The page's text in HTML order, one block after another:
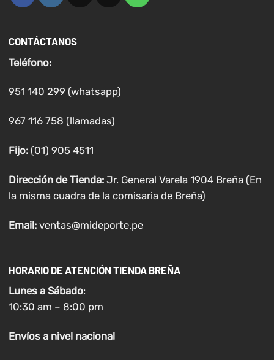
CONTÁCTANOS
Teléfono:
951 140 299 (whatsapp)
967 116 758 (llamadas)
Fijo:(01) 905 4511
Dirección de Tienda: Jr. General Varela 1904 Breña (En
la misma cuadra de la comisaria de Breña)
Email: ventas@mideporte.pe
HORARIO DE ATENCIÓN TIENDA BREÑA
Lunes a Sábado:
10:30 am – 8:00 pm
Envíosa nivel nacional